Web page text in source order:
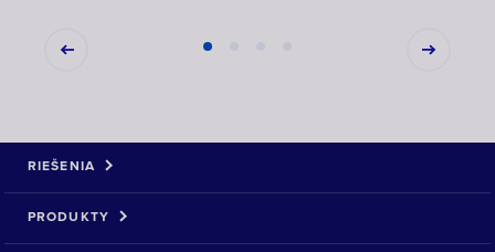
RIEŠENIA
PRODUKTY